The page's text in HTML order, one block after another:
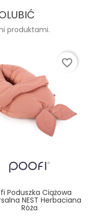
produktami.
Poduszka Ciążowa
NEST Herbaciana
Róża
favorite_border